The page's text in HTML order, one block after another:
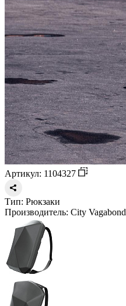
Артикул: 1104327
Тип: Рюкзаки
Производитель: City Vagabond